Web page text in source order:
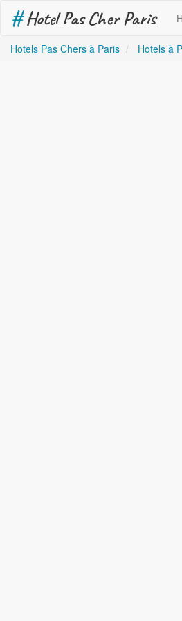
#Hotel Pas Cher Paris
Hotels Pas Chers à Paris Hotels à